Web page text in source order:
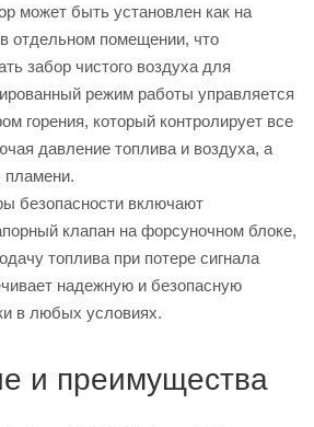
может быть установлен как на
отдельном помещении, что
забор чистого воздуха для
режим работы управляется
горения, который контролирует все
давление топлива и воздуха, а
пламени.
безопасности включают
клапан на форсуночном блоке,
топлива при потере сигнала
надежную и безопасную
в любых условиях.
и преимущества